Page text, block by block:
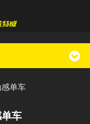
车
单车
车